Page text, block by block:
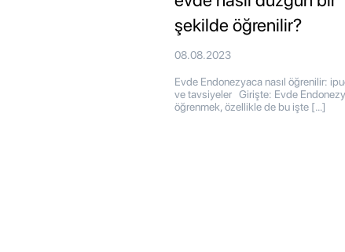
şekilde öğrenilir?
08.08.2023
Evde Endonezyaca nasıl öğrenilir:
ve tavsiyeler Girişte: Evde
öğrenmek, özellikle de bu işte […]